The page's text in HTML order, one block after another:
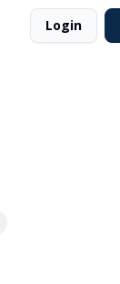
Login